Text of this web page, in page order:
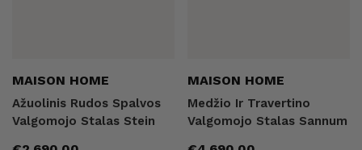
Pardavėjas:
MAISON HOME
Ažuolinis Rudos Spalvos
Valgomojo Stalas Stein
Įprasta
Pardavėjas:
MAISON HOME
Medžio Ir Travertino
Valgomojo Stalas Sannum
Įprasta